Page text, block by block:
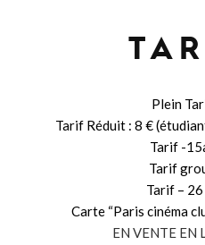
Plein
Tarif Réduit : 8 €
Tarif -
Tarif
Tarif – 26
Carte “Paris cinéma
EN VENTE EN